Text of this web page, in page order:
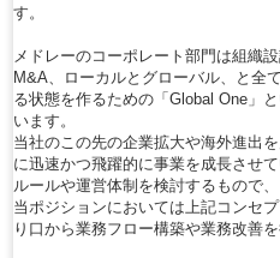
す。
メドレーのコーポレート部門は組織
M&A、ローカルとグローバル、と全
る状態を作るための「Global One」
います。
当社のこの先の企業拡大や海外進出
に迅速かつ飛躍的に事業を成長させ
ルールや運営体制を検討するもので、
当ポジションにおいては上記コンセ
り口から業務フロー構築や業務改善